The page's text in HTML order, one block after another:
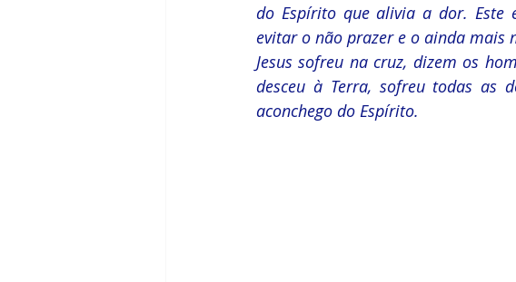
do Espírito que alivia a dor. Este
evitar o não prazer e o ainda mais
Jesus sofreu na cruz, dizem os
desceu à Terra, sofreu todas
aconchego do Espírito.